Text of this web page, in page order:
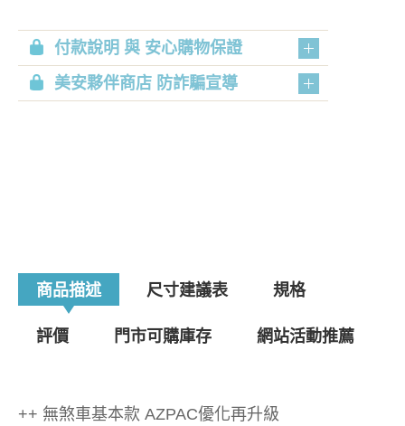
付款說明 與 安心購物保證
美安夥伴商店 防詐騙宣導
商品描述 尺寸建議表 規格
評價 門市可購庫存 網站活動推薦
++ 無煞車基本款 AZPAC優化再升級